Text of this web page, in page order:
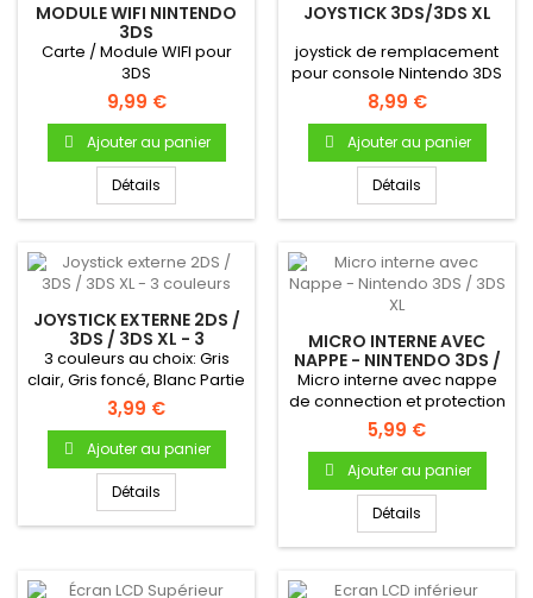
MODULE WIFI NINTENDO
3DS
Carte / Module WIFI pour
3DS
9,99 €
Ajouter au panier
Détails
JOYSTICK 3DS/3DS XL
joystick de remplacement
pour console Nintendo 3DS
& 3DS XL
8,99 €
Ajouter au panier
Détails
JOYSTICK EXTERNE 2DS /
3DS / 3DS XL - 3
COULEURS
3 couleurs au choix: Gris
clair, Gris foncé, Blanc Partie
externe En...
3,99 €
Ajouter au panier
Détails
MICRO INTERNE AVEC
NAPPE - NINTENDO 3DS /
3DS XL
Micro interne avec nappe
de connection et protection
caoutchouc pour
Nintendo...
5,99 €
Ajouter au panier
Détails